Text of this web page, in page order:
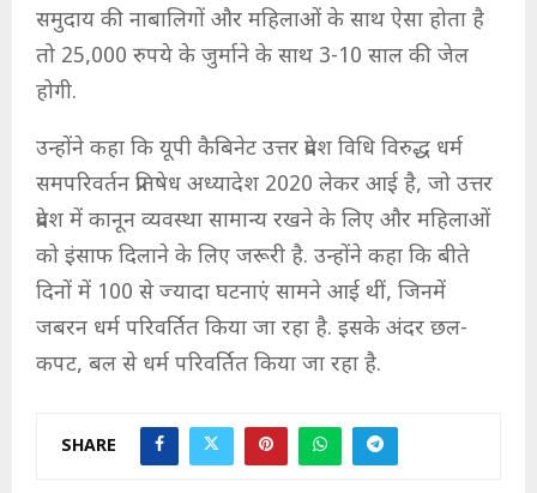
समुदाय की नाबालिगों और महिलाओं के साथ ऐसा होता है
तो 25,000 रुपये के जुर्माने के साथ 3-10 साल की जेल
होगी.
उन्होंने कहा कि यूपी कैबिनेट उत्तर प्रदेश विधि विरुद्ध धर्म
समपरिवर्तन प्रतिषेध अध्यादेश 2020 लेकर आई है, जो उत्तर
प्रदेश में कानून व्यवस्था सामान्य रखने के लिए और महिलाओं
को इंसाफ दिलाने के लिए जरूरी है. उन्होंने कहा कि बीते
दिनों में 100 से ज्यादा घटनाएं सामने आई थीं, जिनमें
जबरन धर्म परिवर्तित किया जा रहा है. इसके अंदर छल-
कपट, बल से धर्म परिवर्तित किया जा रहा है.
SHARE